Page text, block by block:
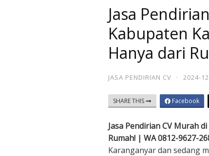
Jasa
Kabupaten
Hanya dari
JASA PENDIRIAN CV · 2024-
SHARE THIS Facebook
Jasa Pendirian CV Murah
Rumah! | WA 0812-9627-
Karanganyar dan sedang